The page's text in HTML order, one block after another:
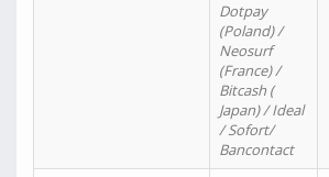
Dotpay
(Poland) /
Neosurf
(France) /
Bitcash (
Japan) / Ideal
/ Sofort/
Bancontact